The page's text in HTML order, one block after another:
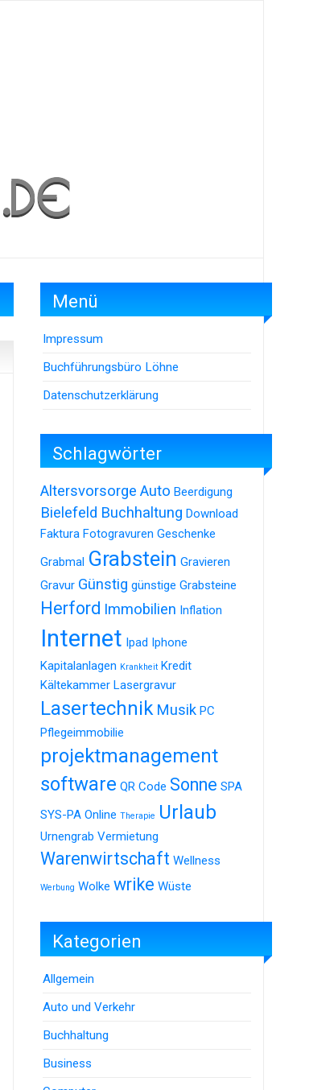
Menü
Impressum
Buchführungsbüro Löhne
Datenschutzerklärung
Schlagwörter
Altersvorsorge Auto Beerdigung
Bielefeld Buchhaltung Download
Faktura Fotogravuren Geschenke
Grabmal Grabstein Gravieren
Gravur Günstig günstige Grabsteine
Herford Immobilien Inflation
Internet Ipad Iphone
Kapitalanlagen Krankheit Kredit
Kältekammer Lasergravur
Lasertechnik Musik PC
Pflegeimmobilie
projektmanagement
software QR Code Sonne SPA
SYS-PA Online Therapie Urlaub
Urnengrab Vermietung
Warenwirtschaft Wellness
Werbung Wolke wrike Wüste
Kategorien
Allgemein
Auto und Verkehr
Buchhaltung
Business